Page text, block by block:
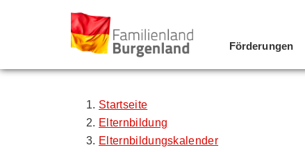
Zum Inhalt
Zum Menü
Förderungen
Startseite
Elternbildung
Elternbildungskalender